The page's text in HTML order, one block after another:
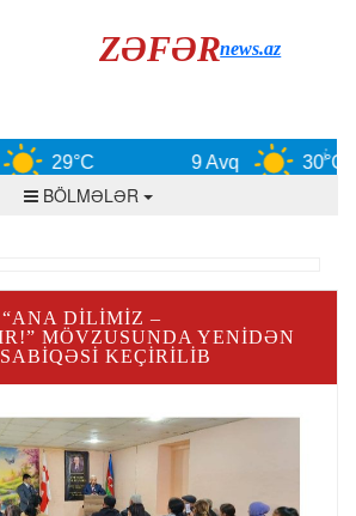
ZƏFƏRnews.az
29°C 9 Avq 30°C
BÖLMƏLƏR
DILIMIZ –
MÖVZUSUNDA YENIDƏN
KEÇIRILIB